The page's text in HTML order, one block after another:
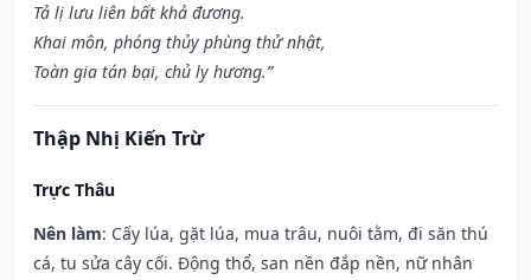
Tả lị lưu liên bất khả đương.
Khai môn, phóng thủy phùng thử nhật,
Toàn gia tán bại, chủ ly hương.”
Thập Nhị Kiến Trừ
Trực Thâu
Nên làm: Cấy lúa, gặt lúa, mua trâu, nuôi tằm, đi săn thú
cá, tu sửa cây cối. Động thổ, san nền đắp nền, nữ nhân